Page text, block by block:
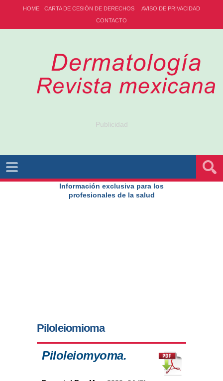
HOME CARTA DE CESIÓN DE DERECHOS
AVISO DE PRIVACIDAD
CONTACTO
Publicidad
Información exclusiva para los
profesionales de la salud
Piloleiomioma
Piloleiomyoma.